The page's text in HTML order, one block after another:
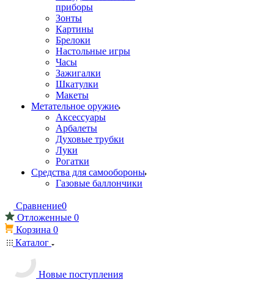
приборы
Зонты
Картины
Брелоки
Настольные игры
Часы
Зажигалки
Шкатулки
Макеты
Метательное оружие
Аксессуары
Арбалеты
Духовые трубки
Луки
Рогатки
Средства для самообороны
Газовые баллончики
Сравнение0
Отложенные 0
Корзина 0
Каталог
Новые поступления